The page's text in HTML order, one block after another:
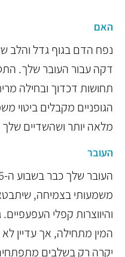
האם
דקה עבור העובר שלך.
תחושות דכדוך ובחילה
הגופניים מקבלים ביטוי
מלאה יותר ושהשדיים שלך
העובר
משמעותי בצמיחה,
והיווצרות קפלי
המין מתחילה, אך עדיין לא
יקרה רק בשלבים